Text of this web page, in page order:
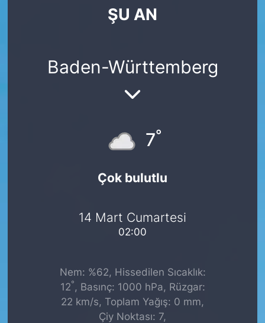
ŞU AN
Baden-Württemberg
7°
Çok bulutlu
14 Mart Cumartesi
02:00
Nem: %62, Hissedilen Sıcaklık:
12° , Basınç: 1000 hPa, Rüzgar:
22 km/s, Toplam Yağış: 0 mm,
Çiy Noktası: 7,